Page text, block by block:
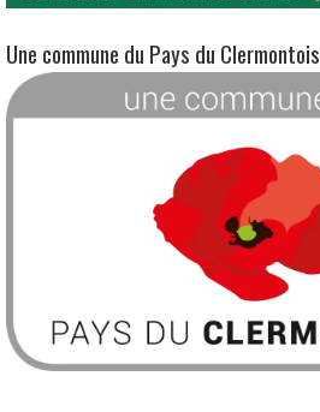
Une commune du Pays du Clermontois